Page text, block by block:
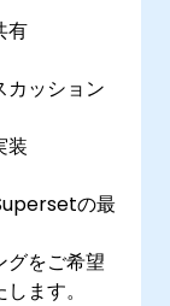
有
カッション
装
の最
グをご希望
ます。